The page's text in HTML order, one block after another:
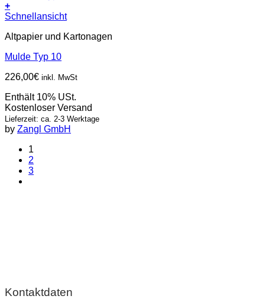
+
Schnellansicht
Altpapier und Kartonagen
Mulde Typ 10
226,00€ inkl. MwSt
Enthält 10% USt.
Kostenloser Versand
Lieferzeit: ca. 2-3 Werktage
by Zangl GmbH
1
2
3
Kontaktdaten